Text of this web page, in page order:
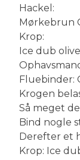
Hackel:
Mørkebrun
Krop:
Ice dub
Fluebinder:
Krogen
Så meget
Bind nogle
Derefter et
Krop: Ice